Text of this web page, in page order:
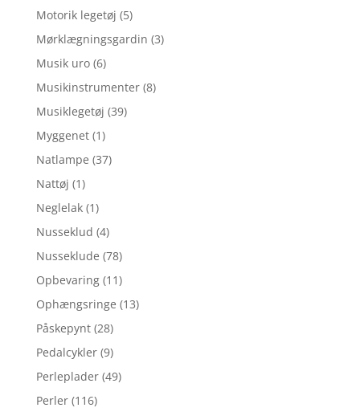
Motorik legetøj (5)
Mørklægningsgardin (3)
Musik uro (6)
Musikinstrumenter (8)
Musiklegetøj (39)
Myggenet (1)
Natlampe (37)
Nattøj (1)
Neglelak (1)
Nusseklud (4)
Nusseklude (78)
Opbevaring (11)
Ophængsringe (13)
Påskepynt (28)
Pedalcykler (9)
Perleplader (49)
Perler (116)